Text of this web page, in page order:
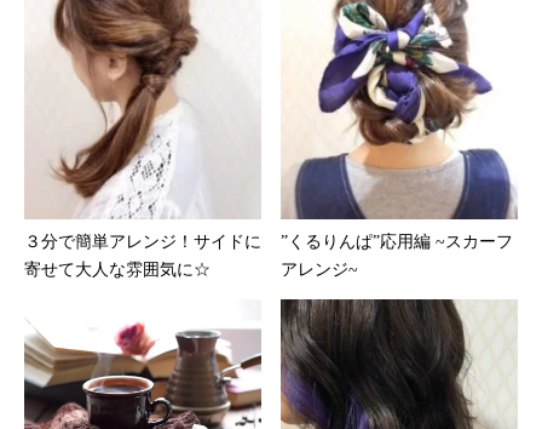
３分で簡単アレンジ！サイドに
寄せて大人な雰囲気に☆
”くるりんぱ”応用編 ~スカーフ
アレンジ~